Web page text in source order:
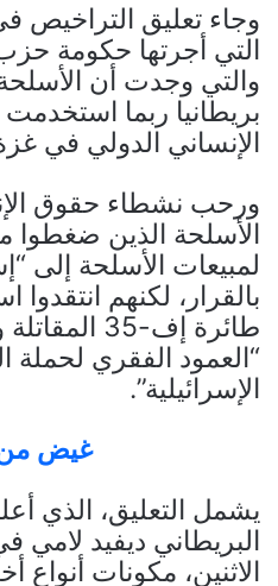
وجاء تعليق التراخيص
التي أجرتها حكومة
والتي وجدت أن
بريطانيا ربما
الإنساني الدولي في
ورحب نشطاء حقوق
الأسلحة الذين ضغطوا
لمبيعات الأسلحة إلى
بالقرار، لكنهم
طائرة إف-35
“العمود الفقري
الإسرائيلية”.
غيض
يشمل التعليق، الذي
البريطاني ديفيد لامي
الاثنين، مكونات